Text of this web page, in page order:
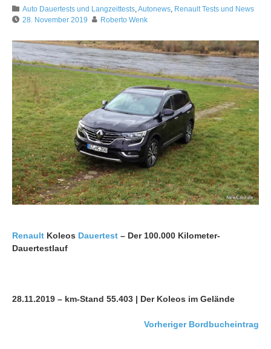
Auto Dauertests und Langzeittests,Autonews, Renault Tests und News
28. November 2019
Roberto Wenk
Renault Koleos Dauertest – Der 100.000 Kilometer-
Dauertestlauf
28.11.2019 – km-Stand 55.403 | Der Koleos im Gelände
Vorheriger Bordbucheintrag